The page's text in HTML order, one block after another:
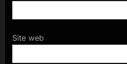
Site web